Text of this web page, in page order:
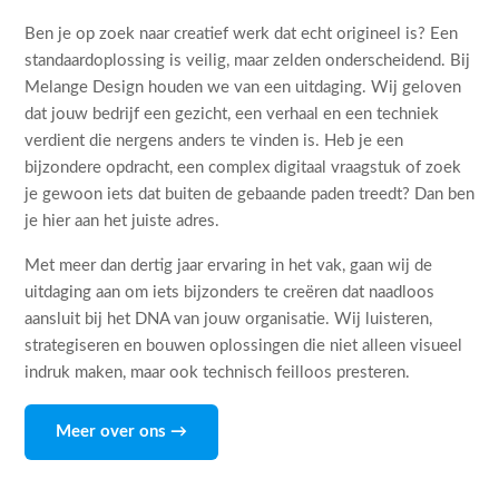
Ben je op zoek naar creatief werk dat echt origineel is? Een
standaardoplossing is veilig, maar zelden onderscheidend. Bij
Melange Design houden we van een uitdaging. Wij geloven
dat jouw bedrijf een gezicht, een verhaal en een techniek
verdient die nergens anders te vinden is. Heb je een
bijzondere opdracht, een complex digitaal vraagstuk of zoek
je gewoon iets dat buiten de gebaande paden treedt? Dan ben
je hier aan het juiste adres.
Met meer dan dertig jaar ervaring in het vak, gaan wij de
uitdaging aan om iets bijzonders te creëren dat naadloos
aansluit bij het DNA van jouw organisatie. Wij luisteren,
strategiseren en bouwen oplossingen die niet alleen visueel
indruk maken, maar ook technisch feilloos presteren.
Meer over ons →